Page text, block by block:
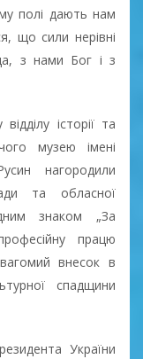
полі дають нам
що сили нерівні
з нами Бог і з
історії та
музею імені
нагородили
та обласної
знаком „За
працю
вагомий внесок в
спадщини
України